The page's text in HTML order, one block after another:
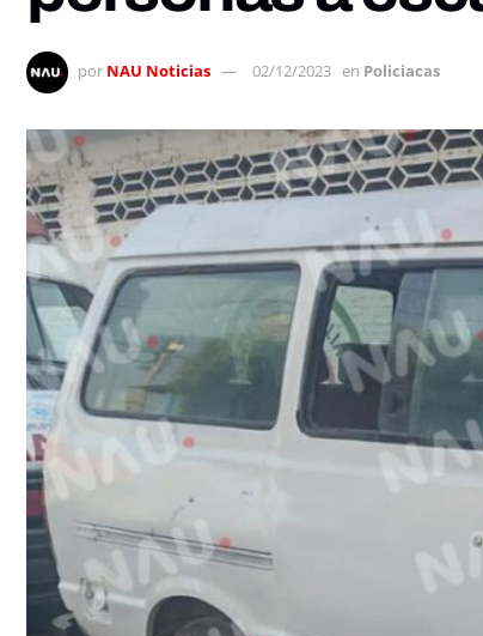
por NAU Noticias 02/12/2023 en Policiacas